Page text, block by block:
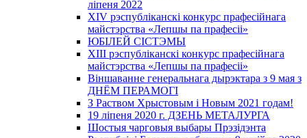
ліпеня 2022
XIV рэспубліканскі конкурс прафесійнага
майстэрства «Лепшы па прафесіі»
ЮБІЛЕЙ СІСТЭМЫ
XIII рэспубліканскі конкурс прафесійнага
майстэрства «Лепшы па прафесіі»
Віншаванне генеральнага дырэктара з 9 мая з
ДНЁМ ПЕРАМОГІ
З Раством Хрыстовым і Новым 2021 годам!
19 ліпеня 2020 г. ДЗЕНЬ МЕТАЛУРГА
Шостыя чарговыя выбары Прэзідэнта